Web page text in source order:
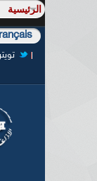
تويتر